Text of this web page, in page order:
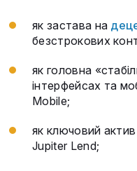
як застава на
безстрокових
як головна
інтерфейсах та
Mobile;
як ключовий актив
Jupiter Lend;